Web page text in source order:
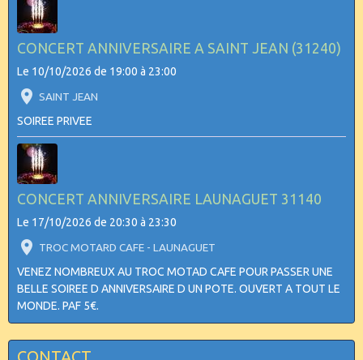
CONCERT ANNIVERSAIRE A SAINT JEAN (31240)
Le 10/10/2026 de 19:00 à 23:00
SAINT JEAN
SOIREE PRIVEE
CONCERT ANNIVERSAIRE LAUNAGUET 31140
Le 17/10/2026 de 20:30 à 23:30
TROC MOTARD CAFE - LAUNAGUET
VENEZ NOMBREUX AU TROC MOTAD CAFE POUR PASSER UNE
BELLE SOIREE D ANNIVERSAIRE D UN POTE. OUVERT A TOUT LE
MONDE. PAF 5€.